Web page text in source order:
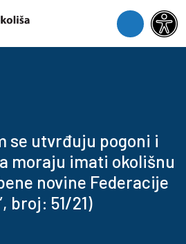
Menu
se utvrđuju pogoni i
moraju imati okolišnu
novine Federacije
broj: 51/21)